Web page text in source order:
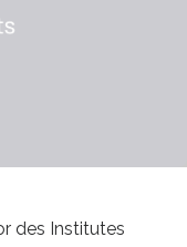
des Institutes